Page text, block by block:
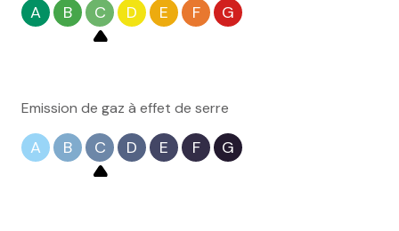
A B C D E F G
Emission de gaz à effet de serre
A B C D E F G